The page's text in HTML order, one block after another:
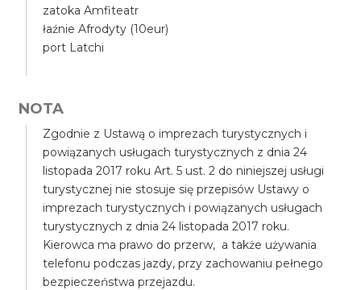
zatoka Amfiteatr
łaźnie Afrodyty (10eur)
port Latchi
NOTA
Zgodnie z Ustawą o imprezach turystycznych i
powiązanych usługach turystycznych z dnia 24
listopada 2017 roku Art. 5 ust. 2 do niniejszej usługi
turystycznej nie stosuje się przepisów Ustawy o
imprezach turystycznych i powiązanych usługach
turystycznych z dnia 24 listopada 2017 roku.
Kierowca ma prawo do przerw, a także używania
telefonu podczas jazdy, przy zachowaniu pełnego
bezpieczeństwa przejazdu.